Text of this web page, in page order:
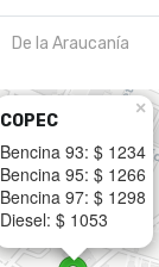
De la Araucanía
COPEC
Bencina 93: $ 1234
Bencina 95: $ 1266
Bencina 97: $ 1298
Diesel: $ 1053
×